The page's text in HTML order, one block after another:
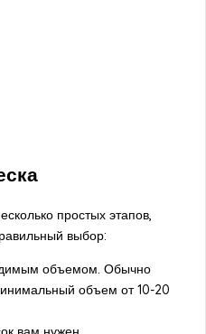
простых этапов,
выбор:
объемом. Обычно
объем от 10-20